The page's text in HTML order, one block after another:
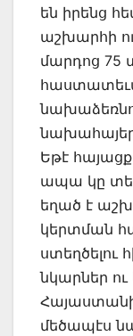
են իրենց
աշխարհի
մարդոց 75
Եթէ
ապա կը
եղած է
կերտման
ստեղծելու
նկարներ ու
մեծապէս